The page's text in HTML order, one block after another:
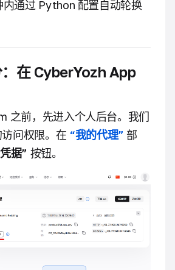
内通过 Python 配置自动轮换
在 CyberYozh App
之前，先进入个人后台。我们
问权限。在 “我的代理” 部
据” 按钮。